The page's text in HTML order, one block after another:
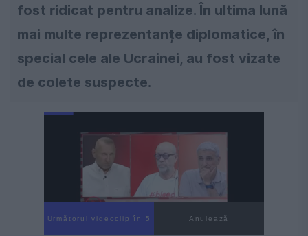
fost ridicat pentru analize. În ultima lună
mai multe reprezentanțe diplomatice, în
special cele ale Ucrainei, au fost vizate
de colete suspecte.
Următorul videoclip în 4 Anulează